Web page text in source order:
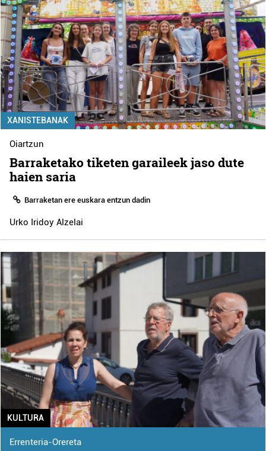
XANISTEBANAK
Oiartzun
Barraketako tiketen garaileek jaso dute
haien saria
Barraketan ere euskara entzun dadin
Urko Iridoy Alzelai
KULTURA
Errenteria-Orereta